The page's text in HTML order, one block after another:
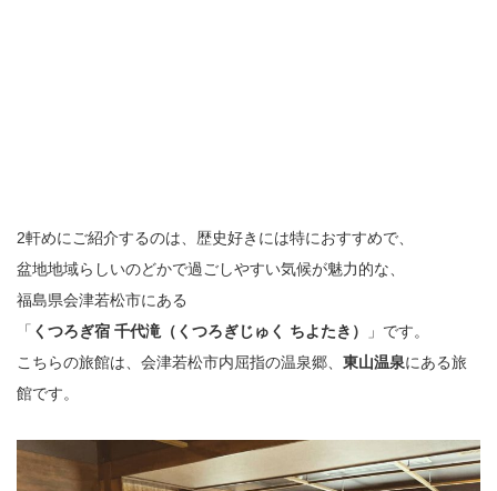
2軒めにご紹介するのは、歴史好きには特におすすめで、
盆地地域らしいのどかで過ごしやすい気候が魅力的な、
福島県会津若松市にある
「 くつろぎ宿 千代滝（くつろぎじゅく ちよたき）
」です。
こちらの旅館は、会津若松市内屈指の温泉郷、 東山温泉にある旅
館です。